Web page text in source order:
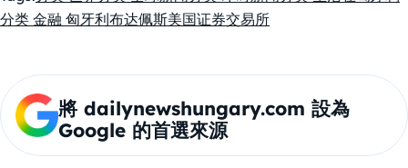
分类 金融 匈牙利布达佩斯美国证券交易所
將 dailynewshungary.com 設為
Google 的首選來源